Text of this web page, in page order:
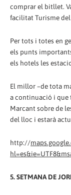
comprar el bitllet.
facilitat Turisme
Per tots i totes en
els punts
els hotels les
El millor –de tota
a continuació i que
Marcant sobre de
del lloc i estarà
http://
5. SETMANA DE